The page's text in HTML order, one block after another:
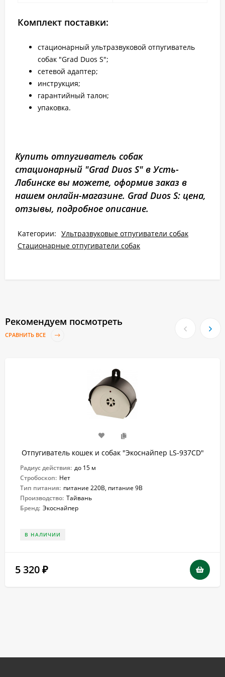
Комплект поставки:
стационарный ультразвуковой отпугиватель
собак "Grad Duos S";
сетевой адаптер;
инструкция;
гарантийный талон;
упаковка.
Купить отпугиватель собак
стационарный "Grad Duos S" в Усть-
Лабинске вы можете, оформив заказ в
нашем онлайн-магазине. Grad Duos S: цена,
отзывы, подробное описание.
Категории: Ультразвуковые отпугиватели собак
Стационарные отпугиватели собак
Рекомендуем посмотреть
СРАВНИТЬ ВСЕ
Отпугиватель кошек и собак "Экоснайпер LS-937CD"
Радиус действия: до 15 м
Стробоскоп: Нет
Тип питания: питание 220В, питание 9В
Производство: Тайвань
Бренд: Экоснайпер
В НАЛИЧИИ
5 320 ₽